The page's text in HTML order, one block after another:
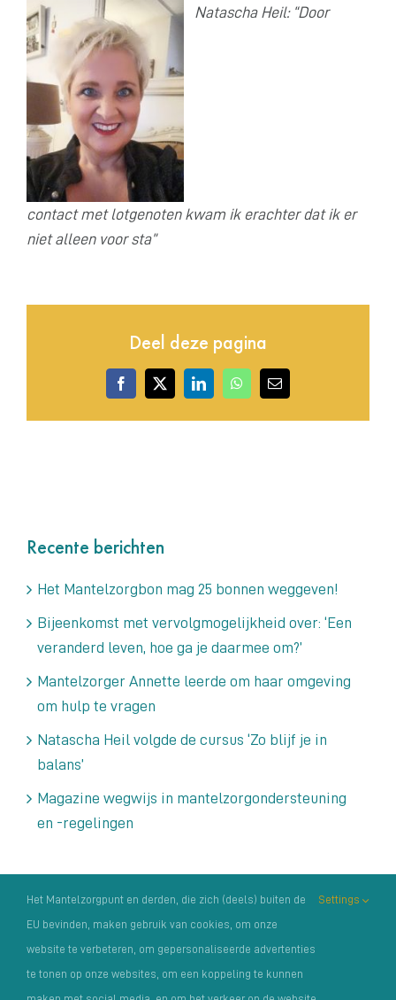
Natascha Heil: “Door
contact met lotgenoten kwam ik erachter dat ik er
niet alleen voor sta”
Deel deze pagina
Facebook
X LinkedInWhatsApp
E-
mail
Recente berichten
Het Mantelzorgbon mag 25 bonnen weggeven!
Bijeenkomst met vervolgmogelijkheid over: ‘Een
veranderd leven, hoe ga je daarmee om?’
Mantelzorger Annette leerde om haar omgeving
om hulp te vragen
Natascha Heil volgde de cursus ‘Zo blijf je in
balans’
Magazine wegwijs in mantelzorgondersteuning
en -regelingen
Archieven
Het Mantelzorgpunt en derden, die zich (deels) buiten de
EU bevinden, maken gebruik van cookies, om onze
website te verbeteren, om gepersonaliseerde advertenties
te tonen op onze websites, om een koppeling te kunnen
Settings